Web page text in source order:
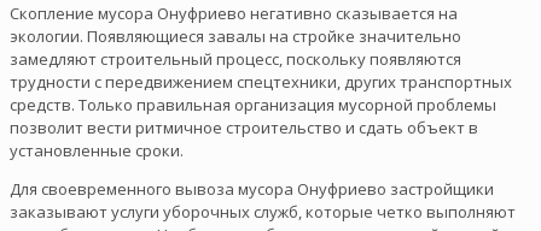
Скопление мусора Онуфриево негативно сказывается на
экологии. Появляющиеся завалы на стройке значительно
замедляют строительный процесс, поскольку появляются
трудности с передвижением спецтехники, других транспортных
средств. Только правильная организация мусорной проблемы
позволит вести ритмичное строительство и сдать объект в
установленные сроки.
Для своевременного вывоза мусора Онуфриево застройщики
заказывают услуги уборочных служб, которые четко выполняют